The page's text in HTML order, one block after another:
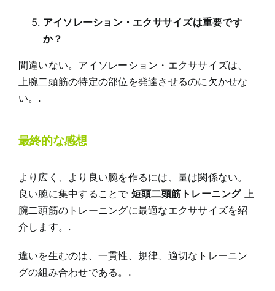
アイソレーション・エクササイズは重要です
か？
間違いない。アイソレーション・エクササイズは、
上腕二頭筋の特定の部位を発達させるのに欠かせな
い。.
最終的な感想
より広く、より良い腕を作るには、量は関係ない。
良い腕に集中することで 短頭二頭筋トレーニング上
腕二頭筋のトレーニングに最適なエクササイズを紹
介します。.
違いを生むのは、一貫性、規律、適切なトレーニン
グの組み合わせである。.